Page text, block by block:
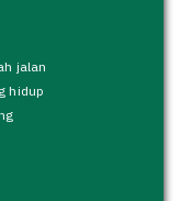
jalan
hidup